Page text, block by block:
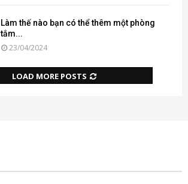
Làm thế nào bạn có thể thêm một phòng
tắm...
23/04/2024
LOAD MORE POSTS